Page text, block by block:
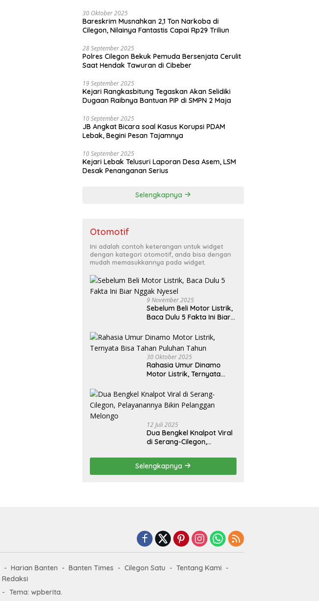
30 Oktober 2025
Bareskrim Musnahkan 2,1 Ton Narkoba di
Cilegon, Nilainya Fantastis Capai Rp29 Triliun
28 September 2025
Polres Cilegon Bekuk Pemuda Bersenjata Cerulit
Saat Hendak Tawuran di Cibeber
19 September 2025
Kejari Rangkasbitung Tegaskan Akan Selidiki
Dugaan Raibnya Bantuan PIP di SMPN 2 Maja
10 September 2025
JB Angkat Bicara soal Kasus Korupsi PDAM
Lebak, Begini Pesan Tajamnya
10 September 2025
Kejari Lebak Telusuri Laporan Desa Asem, LSM
Desak Penanganan Serius
Selengkapnya
Otomotif
Ini adalah contoh keterangan untuk widget
dengan kategori otomotif, anda bisa dengan
mudah memasukkannya pada widget.
9 November 2025
Sebelum Beli Motor Listrik,
Baca Dulu 5 Fakta Ini Biar
30 Oktober 2025
Rahasia Umur Dinamo
Motor Listrik, Ternyata
12 Juli 2025
Dua Bengkel Knalpot Viral
di Serang-Cilegon,
Pelanggan Melongo
Selengkapnya
Harian Banten Banten Times Cilegon Satu
Tentang Kami
Redaksi
- Tema: wpberita.